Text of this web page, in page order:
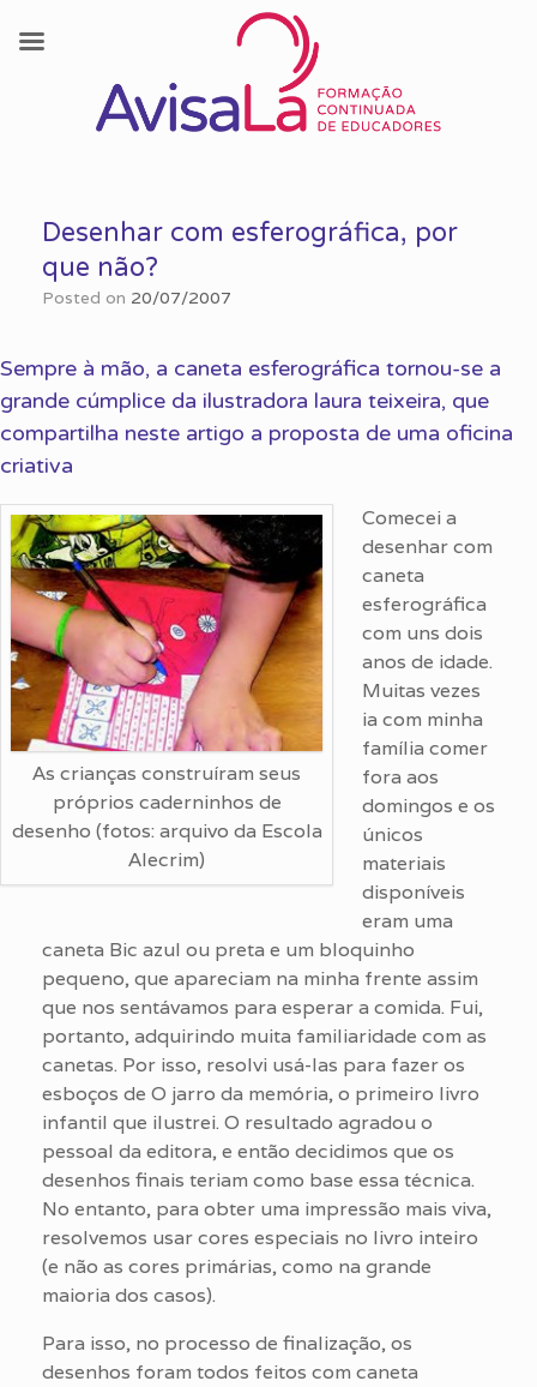
contentDesenhar com esferográfica, por
que não?
Posted on 20/07/2007
Sempre à mão, a caneta esferográfica tornou-se a
grande cúmplice da ilustradora laura teixeira, que
compartilha neste artigo a proposta de uma oficina
criativa
As crianças construíram seus
próprios caderninhos de
desenho (fotos: arquivo da Escola
Alecrim)
Comecei a
desenhar com
caneta
esferográfica
com uns dois
anos de idade.
Muitas vezes
ia com minha
família comer
fora aos
domingos e os
únicos
materiais
disponíveis
eram uma
caneta Bic azul ou preta e um bloquinho
pequeno, que apareciam na minha frente assim
que nos sentávamos para esperar a comida. Fui,
portanto, adquirindo muita familiaridade com as
canetas. Por isso, resolvi usá-las para fazer os
esboços de O jarro da memória, o primeiro livro
infantil que ilustrei. O resultado agradou o
pessoal da editora, e então decidimos que os
desenhos finais teriam como base essa técnica.
No entanto, para obter uma impressão mais viva,
resolvemos usar cores especiais no livro inteiro
(e não as cores primárias, como na grande
maioria dos casos).
Para isso, no processo de finalização, os
desenhos foram todos feitos com caneta